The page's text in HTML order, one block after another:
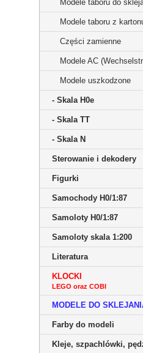
Modele taboru do
Modele taboru z
Części zamienne
Modele AC
Modele uszkodzone
- Skala H0e
- Skala TT
- Skala N
Sterowanie i dekodery
Figurki
Samochody H0/1:87
Samoloty H0/1:87
Samoloty skala 1:200
Literatura
KLOCKI
LEGO oraz COBI
MODELE DO
Farby do modeli
Kleje, szpachlówki,